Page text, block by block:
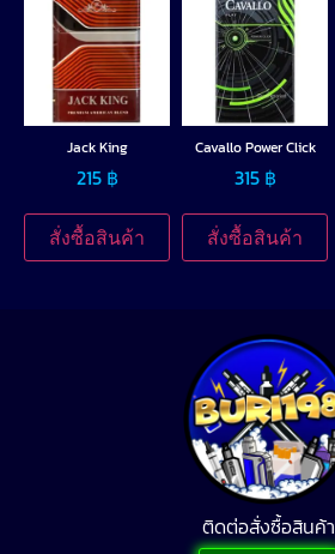
Jack King
215 ฿
สั่งซื้อสินค้า
Cavallo Power Click
315 ฿
สั่งซื้อสินค้า
ติดต่อสั่งซื้อสินค้า